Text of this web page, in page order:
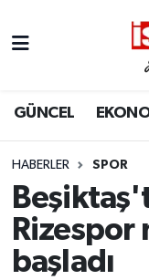
GÜNCEL
HABERLER SPOR
Rizespor
başladı
EKONOMİ
İSTANBUL
DÜNYA
SPOR
Nöbetçi
Hava Durumu
Trafik Durumu
Süper Lig
Tüm